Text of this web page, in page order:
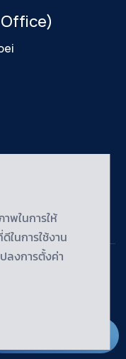
All Rights
พในการให้
ในการใช้งาน
ลงการตั้งค่า